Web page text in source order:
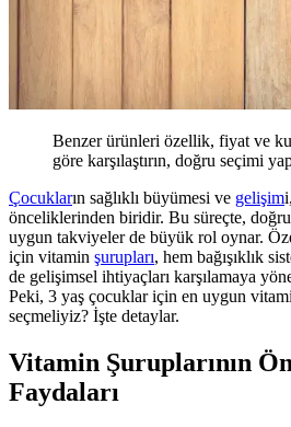
Benzer ürünleri özellik, fiyat ve
göre karşılaştırın, doğru seçimi
Çocukların sağlıklı büyümesi ve gelişim
önceliklerinden biridir. Bu süreçte, doğru
uygun takviyeler de büyük rol oynar.
için vitamin şurupları, hem bağışıklık
de gelişimsel ihtiyaçları karşılamaya
Peki, 3 yaş çocuklar için en uygun
seçmeliyiz? İşte detaylar.
Vitamin Şuruplarının
Faydaları